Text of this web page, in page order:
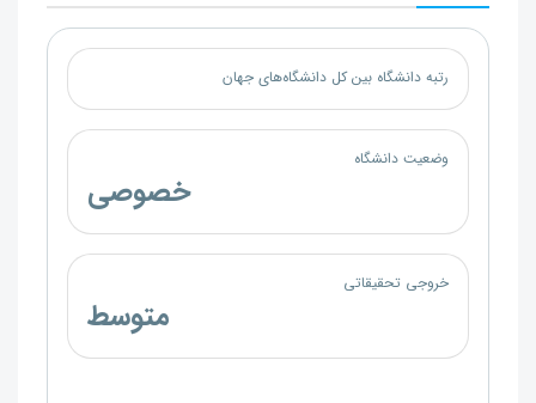
رتبه دانشگاه بین کل دانشگاه‌های جهان
وضعیت دانشگاه
خصوصی
خروجی تحقیقاتی
متوسط